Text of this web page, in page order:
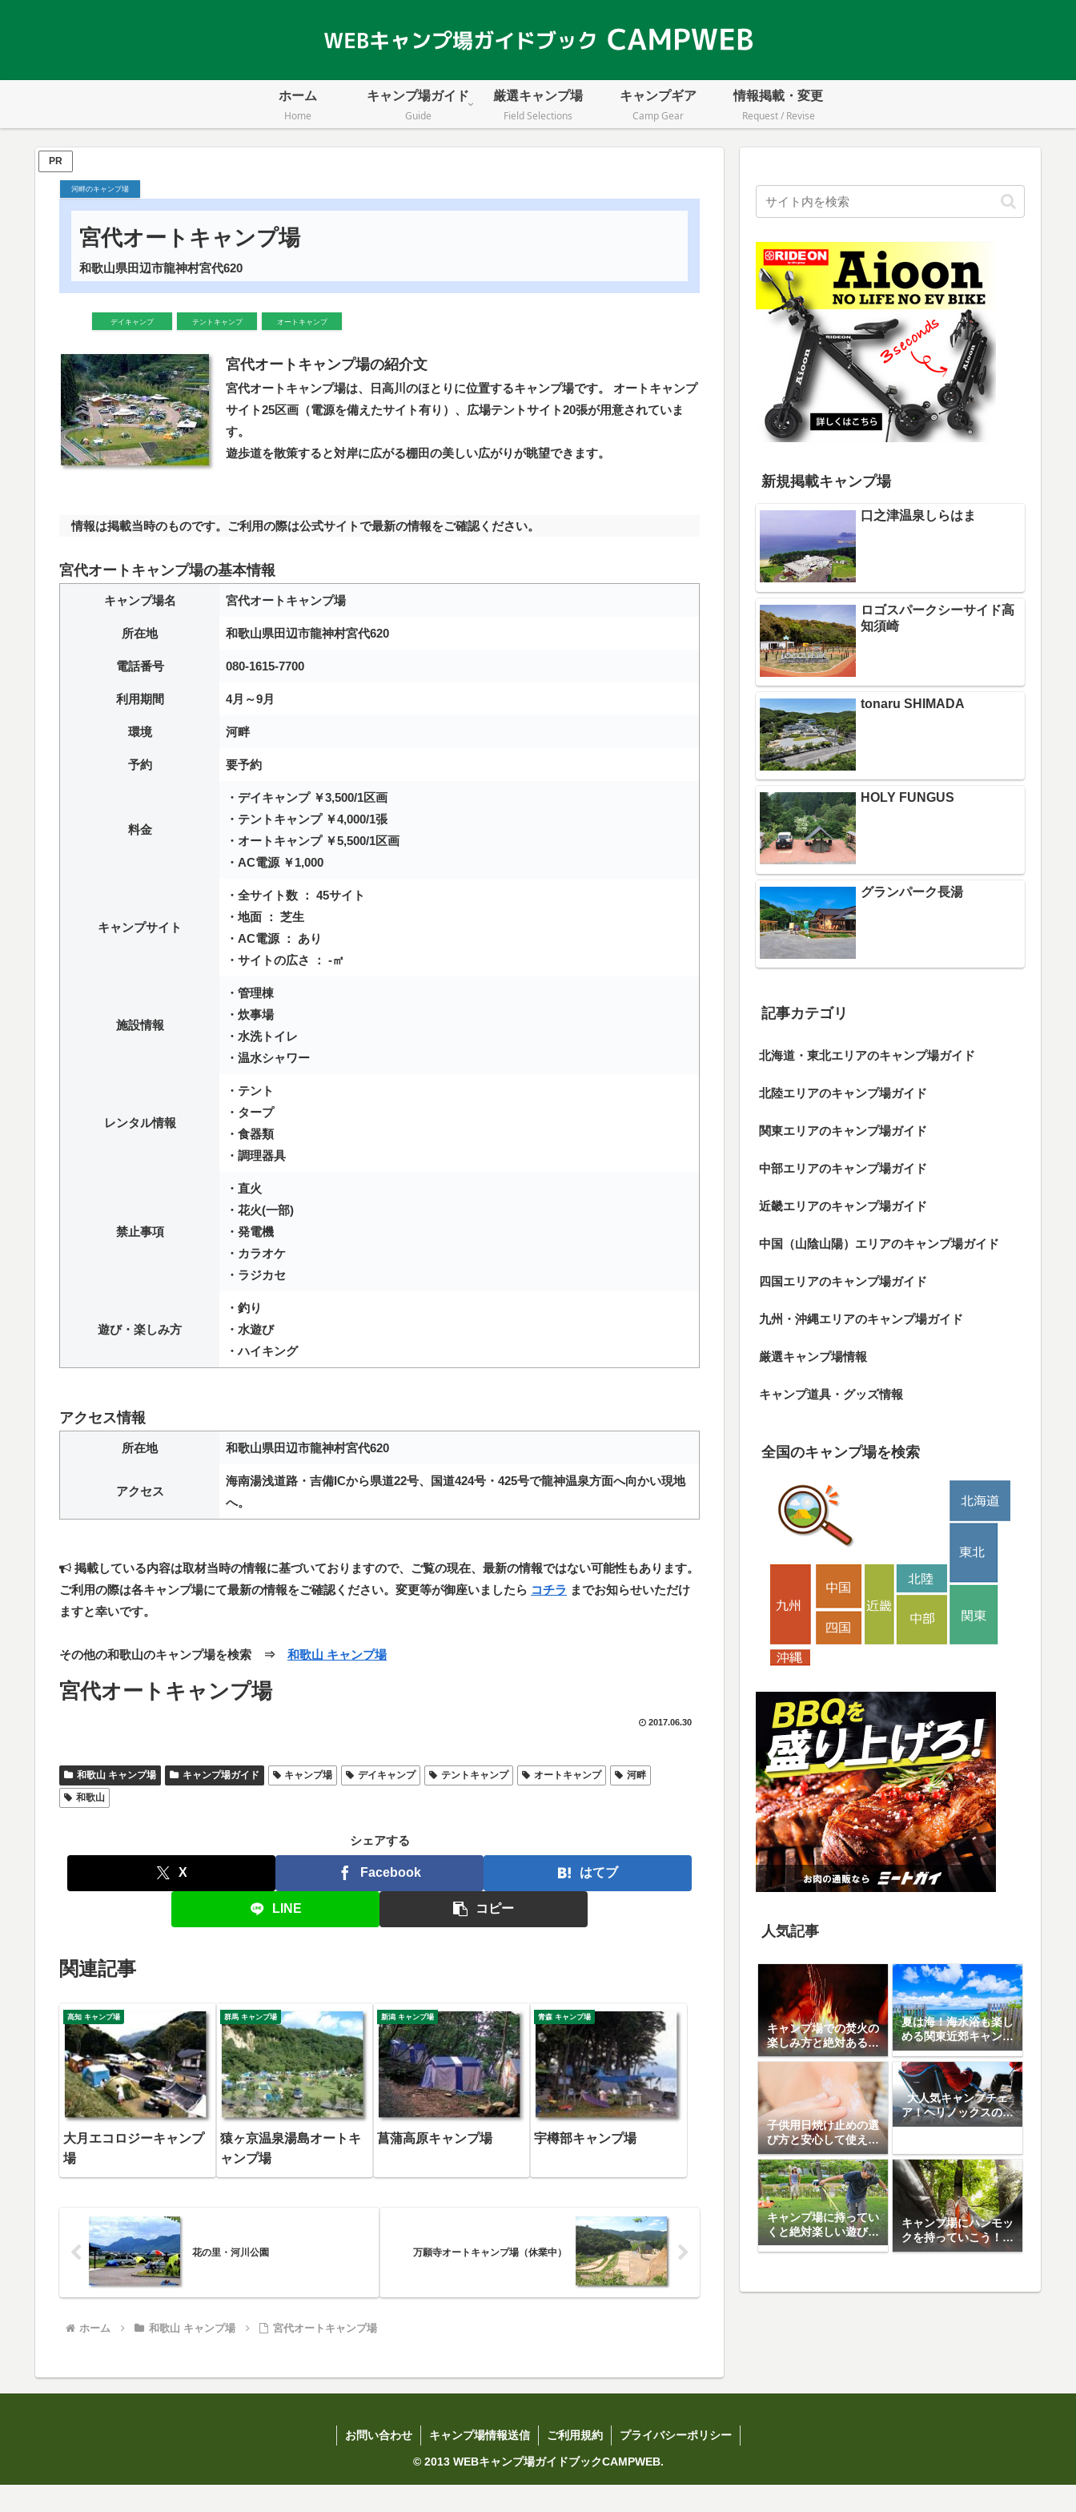
ホーム
Home
キャンプ場ガイド
Guide
厳選キャンプ場
Field Selections
キャンプギア
Camp Gear
情報掲載・変更
Request / Revise
PR
河畔のキャンプ場
宮代オートキャンプ場
和歌山県田辺市龍神村宮代620
デイキャンプ テントキャンプ オートキャンプ
宮代オートキャンプ場の紹介文
宮代オートキャンプ場は、日高川のほとりに位置するキャンプ場です。 オートキャンプ
サイト25区画（電源を備えたサイト有り）、広場テントサイト20張が用意されていま
す。
遊歩道を散策すると対岸に広がる棚田の美しい広がりが眺望できます。
情報は掲載当時のものです。ご利用の際は公式サイトで最新の情報をご確認ください。
宮代オートキャンプ場の基本情報
キャンプ場名 宮代オートキャンプ場
所在地 和歌山県田辺市龍神村宮代620
電話番号 080-1615-7700
利用期間 4月～9月
環境 河畔
予約 要予約
料金
・デイキャンプ ￥3,500/1区画
・テントキャンプ ￥4,000/1張
・オートキャンプ ￥5,500/1区画
・AC電源 ￥1,000
キャンプサイト
・全サイト数 ： 45サイト
・地面 ： 芝生
・AC電源 ： あり
・サイトの広さ ： -㎡
施設情報
・管理棟
・炊事場
・水洗トイレ
・温水シャワー
レンタル情報
・テント
・タープ
・食器類
・調理器具
禁止事項
・直火
・花火(一部)
・発電機
・カラオケ
・ラジカセ
遊び・楽しみ方
・釣り
・水遊び
・ハイキング
アクセス情報
所在地 和歌山県田辺市龍神村宮代620
アクセス
海南湯浅道路・吉備ICから県道22号、国道424号・425号で龍神温泉方面へ向かい現地
へ。
掲載している内容は取材当時の情報に基づいておりますので、ご覧の現在、最新の情報ではない可能性もあります。
ご利用の際は各キャンプ場にて最新の情報をご確認ください。変更等が御座いましたら コチラ までお知らせいただけ
ますと幸いです。
その他の和歌山のキャンプ場を検索 ⇒ 和歌山 キャンプ場
宮代オートキャンプ場
2017.06.30
和歌山 キャンプ場 キャンプ場ガイド キャンプ場 デイキャンプ テントキャンプ オートキャンプ
河畔
和歌山
シェアする
X Facebook はてブ
LINE コピー
関連記事
高知 キャンプ場
大月エコロジーキャンプ
場
群馬 キャンプ場
猿ヶ京温泉湯島オートキ
ャンプ場
新潟 キャンプ場
菖蒲高原キャンプ場
青森 キャンプ場
宇樽部キャンプ場
花の里・河川公園 万願寺オートキャンプ場（休業中）
ホーム 和歌山 キャンプ場 宮代オートキャンプ場
新規掲載キャンプ場
口之津温泉しらはま
ロゴスパークシーサイド高
知須崎
tonaru SHIMADA
HOLY FUNGUS
グランパーク長湯
記事カテゴリ
北海道・東北エリアのキャンプ場ガイド
北陸エリアのキャンプ場ガイド
関東エリアのキャンプ場ガイド
中部エリアのキャンプ場ガイド
近畿エリアのキャンプ場ガイド
中国（山陰山陽）エリアのキャンプ場ガイド
四国エリアのキャンプ場ガイド
九州・沖縄エリアのキャンプ場ガイド
厳選キャンプ場情報
キャンプ道具・グッズ情報
全国のキャンプ場を検索
人気記事
キャンプ場での焚火の
楽しみ方と絶対あると
便利なアイテム8選
夏は海！海水浴も楽し
める関東近郊キャンプ
場10選
子供用日焼け止めの選
び方と安心して使える
日焼け止め5選
大人気キャンプチェ
ア！ヘリノックスの魅
力と人気の5モデル徹
キャンプ場に持ってい
くと絶対楽しい遊び道
具10選
キャンプ場にハンモッ
クを持っていこう！お
すすめハンモック5選
お問い合わせ キャンプ場情報送信 ご利用規約 プライバシーポリシー
© 2013 WEBキャンプ場ガイドブックCAMPWEB.